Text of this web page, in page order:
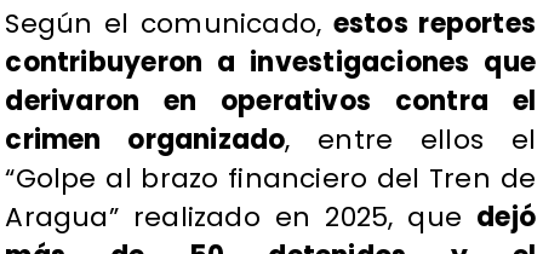
Según el comunicado, estos reportes
contribuyeron a investigaciones que
derivaron en operativos contra el
crimen organizado, entre ellos el
“Golpe al brazo financiero del Tren de
Aragua” realizado en 2025, que dejó